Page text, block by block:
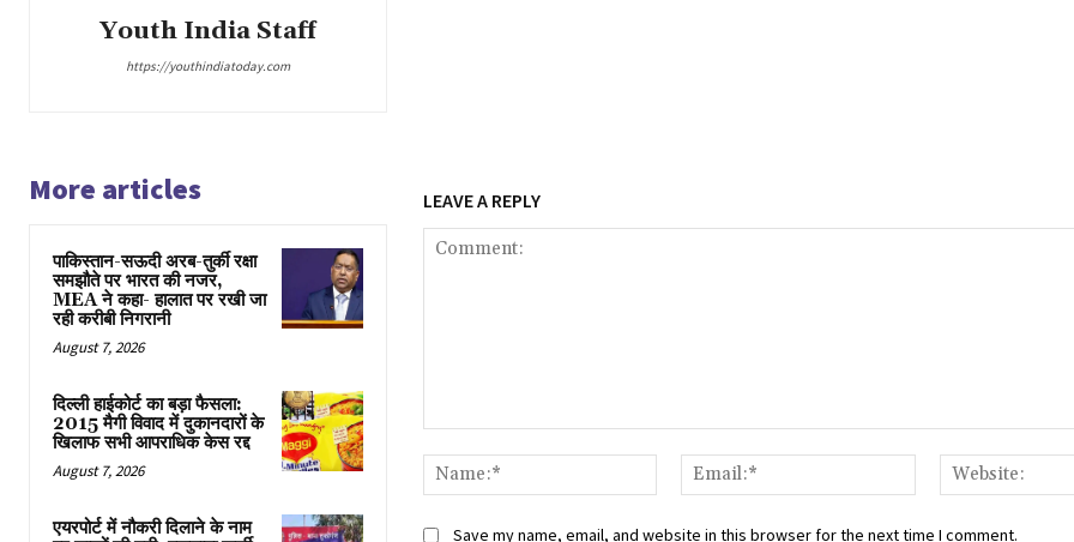
Youth India Staff
https://youthindiatoday.com
More articles
पाकिस्तान-सऊदी अरब-तुर्की रक्षा
समझौते पर भारत की नजर,
MEA ने कहा- हालात पर रखी जा
रही करीबी निगरानी
August 7, 2026
दिल्ली हाईकोर्ट का बड़ा फैसला:
2015 मैगी विवाद में दुकानदारों के
खिलाफ सभी आपराधिक केस रद्द
August 7, 2026
एयरपोर्ट में नौकरी दिलाने के नाम
LEAVE A REPLY
Name:*
Email:*
Save my name, email, and website in this browser for the next time I comment.